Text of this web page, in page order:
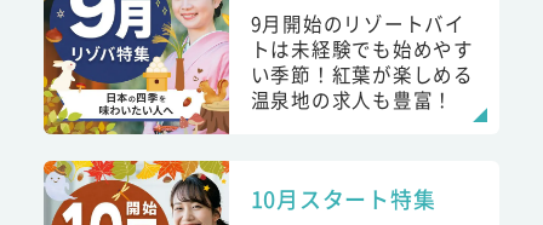
9月開始のリゾートバイ
トは未経験でも始めやす
い季節！紅葉が楽しめる
温泉地の求人も豊富！
10月スタート特集